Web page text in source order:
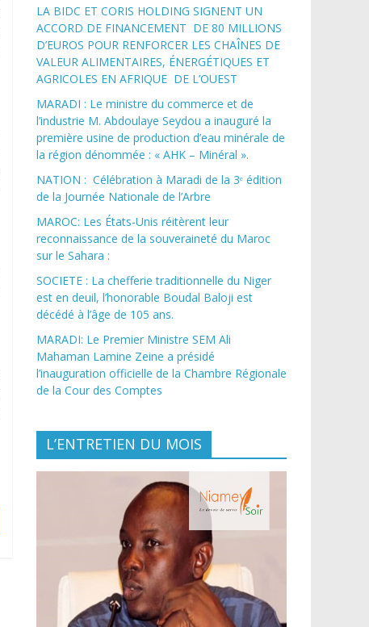
LA BIDC ET CORIS HOLDING SIGNENT UN
ACCORD DE FINANCEMENT DE 80 MILLIONS
D’EUROS POUR RENFORCER LES CHAÎNES DE
VALEUR ALIMENTAIRES, ÉNERGÉTIQUES ET
AGRICOLES EN AFRIQUE DE L’OUEST
MARADI : Le ministre du commerce et de
l’industrie M. Abdoulaye Seydou a inauguré la
première usine de production d’eau minérale de
la région dénommée : « AHK – Minéral ».
NATION : Célébration à Maradi de la 3ᵉ édition
de la Journée Nationale de l’Arbre
MAROC: Les États-Unis réitèrent leur
reconnaissance de la souveraineté du Maroc
sur le Sahara :
SOCIETE : La chefferie traditionnelle du Niger
est en deuil, l’honorable Boudal Baloji est
décédé à l’âge de 105 ans.
MARADI: Le Premier Ministre SEM Ali
Mahaman Lamine Zeine a présidé
l’inauguration officielle de la Chambre Régionale
de la Cour des Comptes
L’ENTRETIEN DU MOIS